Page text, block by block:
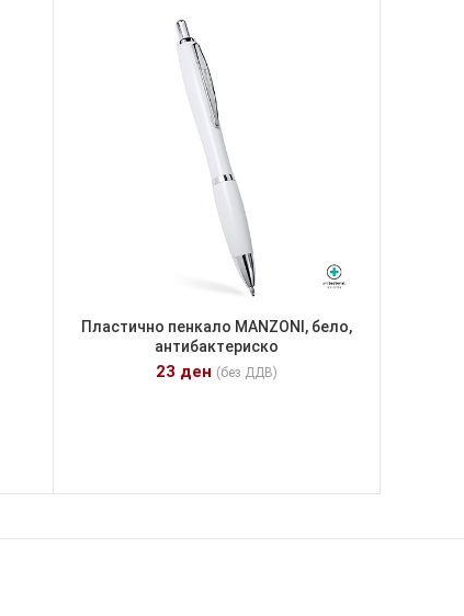
Пластично пенкало MANZONI, бело,
антибактериско
23 ден (без ДДВ)